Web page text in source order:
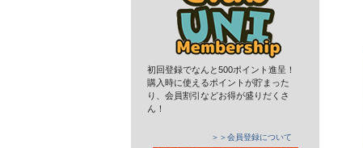
初回登録でなんと500ポイント進呈！
購入時に使えるポイントが貯まった
り、会員割引などお得が盛りだくさ
ん！
＞＞会員登録について